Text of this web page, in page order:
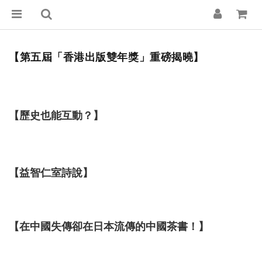
【第五屆「香港出版雙年獎」重磅揭曉】
【歷史也能互動？】
【益智仁室詩說】
【在中國失傳卻在日本流傳的中國茶書！】